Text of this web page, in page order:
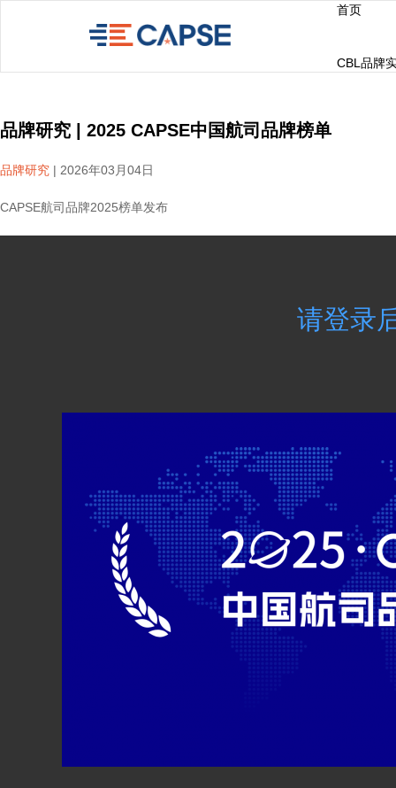
首页
CBL品牌
品牌研究 | 2025 CAPSE中国航司品牌榜单
品牌研究 | 2026年03月04日
CAPSE航司品牌2025榜单发布
请登录